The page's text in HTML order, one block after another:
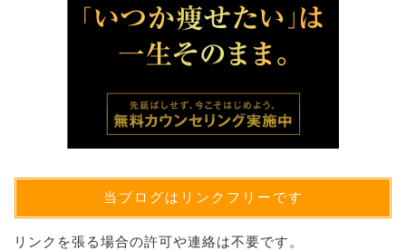
当ブログはリンクフリーです
リンクを張る場合の許可や連絡は不要です。